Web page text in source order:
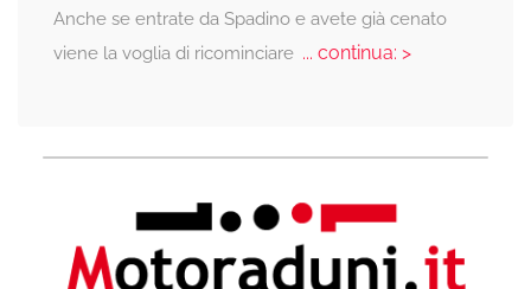
Anche se entrate da Spadino e avete già cenato
viene la voglia di ricominciare... continua: >